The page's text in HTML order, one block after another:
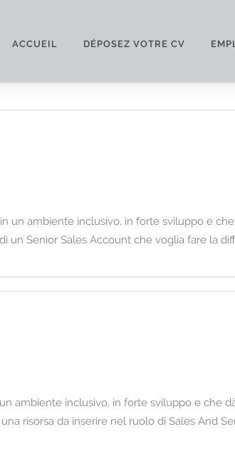
ACCUEIL DÉPOSEZ VOTRE CV
un ambiente inclusivo, in forte sviluppo e
un Senior Sales Account che voglia fare la
ambiente inclusivo, in forte sviluppo e che
risorsa da inserire nel ruolo di Sales And